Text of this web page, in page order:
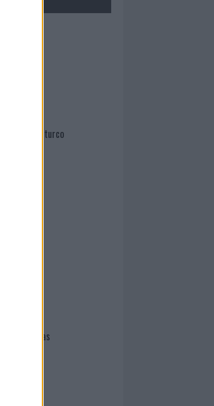
Agostina Diturco
Cabras